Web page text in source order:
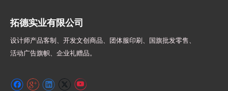
拓德实业有限公司
设计师产品客制、开发文创商品、团体服印刷、 国旗批发零售、
活动广告旗帜、 企业礼赠品。